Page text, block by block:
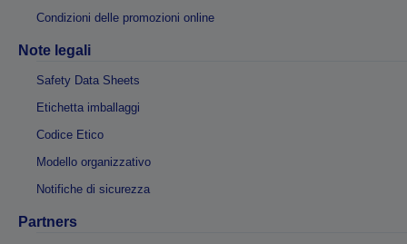
Condizioni delle promozioni online
Note legali
Safety Data Sheets
Etichetta imballaggi
Codice Etico
Modello organizzativo
Notifiche di sicurezza
Partners